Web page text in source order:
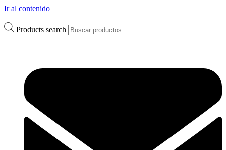
Ir al contenido
Products search